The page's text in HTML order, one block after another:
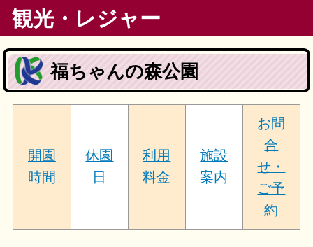
観光・レジャー
福ちゃんの森公園
開園
時間
休園
日
利用
料金
施設
案内
お問
合
せ・
ご予
約